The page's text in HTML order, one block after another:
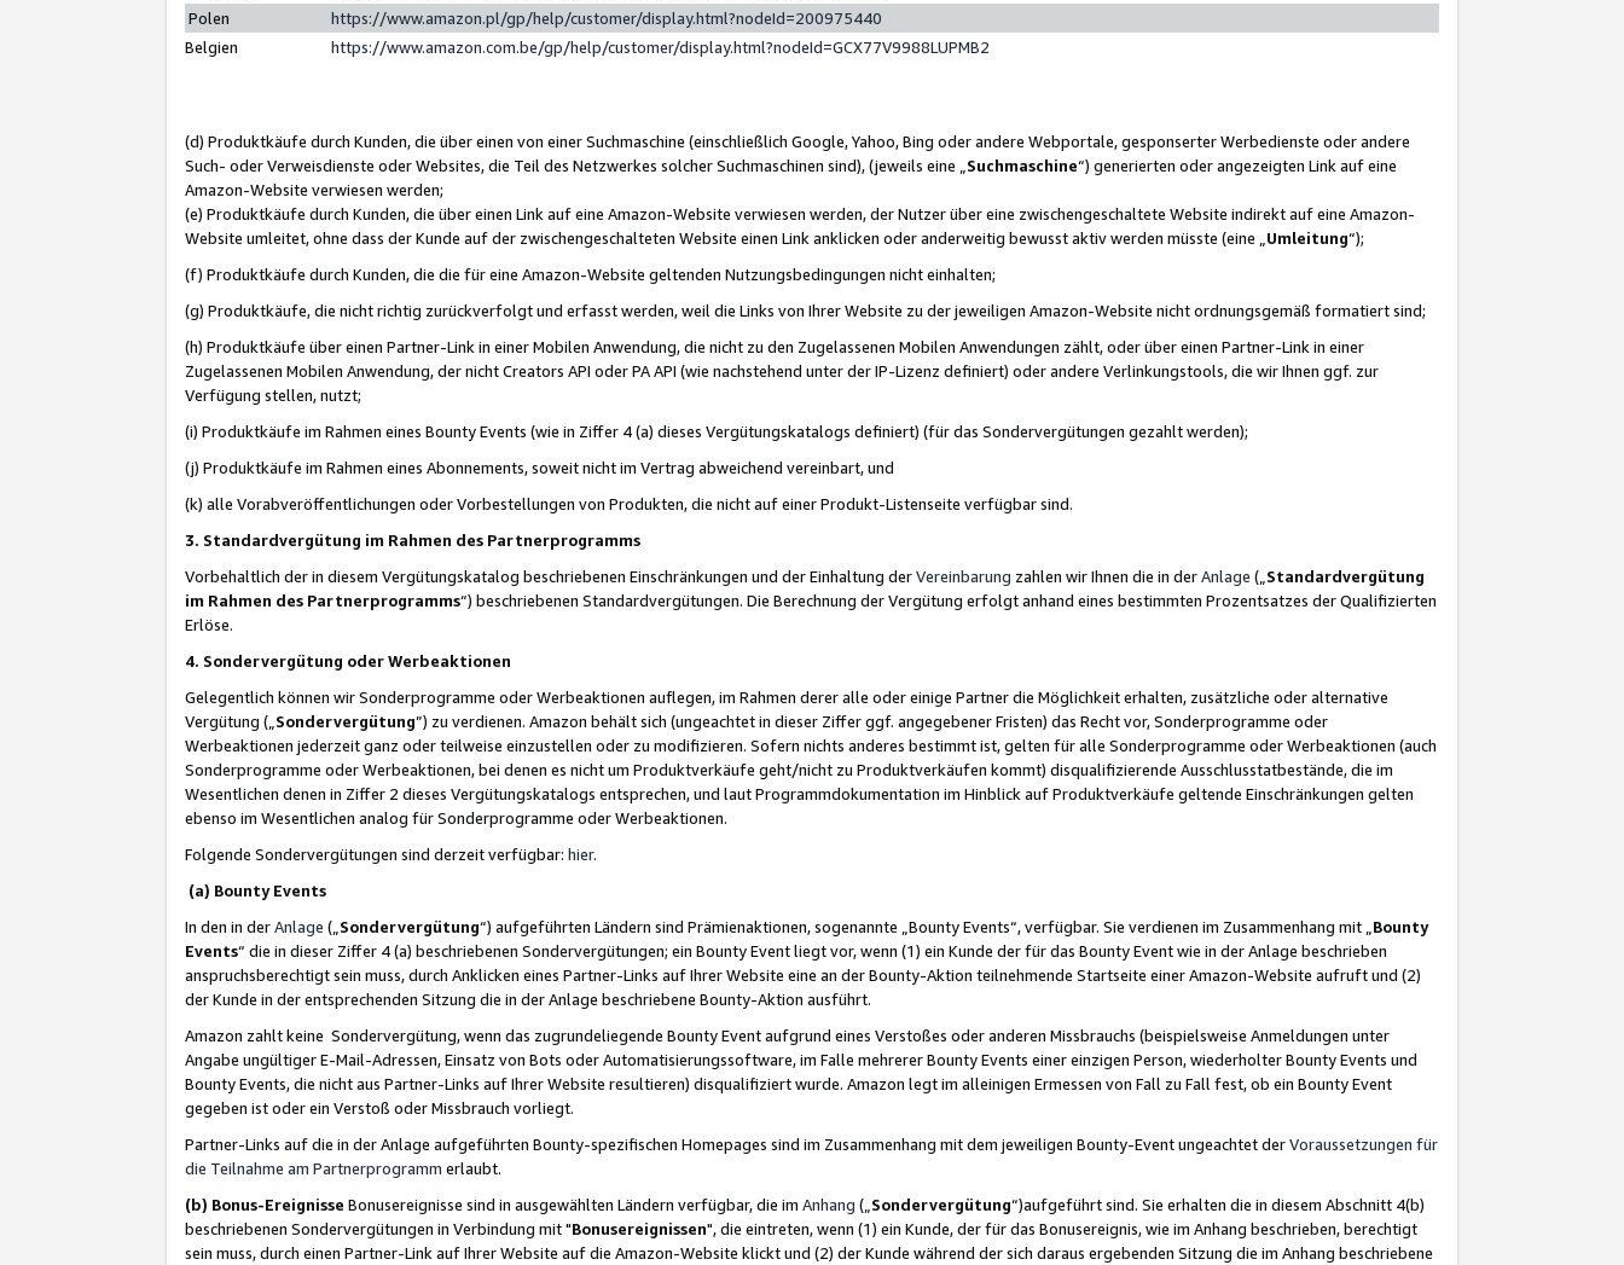
Polen
https://www.amazon.pl/gp/help/customer/display.html?nodeId=200975440
Belgien
https://www.amazon.com.be/gp/help/customer/display.html?nodeId=GCX77V9988LUPMB2
(d) Produktkäufe durch Kunden, die über einen von einer Suchmaschine (einschließlich Google, Yahoo, Bing oder andere Webportale, gesponserter Werbedienste oder andere
Such- oder Verweisdienste oder Websites, die Teil des Netzwerkes solcher Suchmaschinen sind), (jeweils eine „ Suchmaschine“) generierten oder angezeigten Link auf eine
Amazon-Website verwiesen werden;
(e) Produktkäufe durch Kunden, die über einen Link auf eine Amazon-Website verwiesen werden, der Nutzer über eine zwischengeschaltete Website indirekt auf eine Amazon-
Website umleitet, ohne dass der Kunde auf der zwischengeschalteten Website einen Link anklicken oder anderweitig bewusst aktiv werden müsste (eine „ Umleitung“);
(f) Produktkäufe durch Kunden, die die für eine Amazon-Website geltenden Nutzungsbedingungen nicht einhalten;
(g) Produktkäufe, die nicht richtig zurückverfolgt und erfasst werden, weil die Links von Ihrer Website zu der jeweiligen Amazon-Website nicht ordnungsgemäß formatiert sind;
(h) Produktkäufe über einen Partner-Link in einer Mobilen Anwendung, die nicht zu den Zugelassenen Mobilen Anwendungen zählt, oder über einen Partner-Link in einer
Zugelassenen Mobilen Anwendung, der nicht Creators API oder PA API (wie nachstehend unter der IP-Lizenz definiert) oder andere Verlinkungstools, die wir Ihnen ggf. zur
Verfügung stellen, nutzt;
(i) Produktkäufe im Rahmen eines Bounty Events (wie in Ziffer 4 (a) dieses Vergütungskatalogs definiert) (für das Sondervergütungen gezahlt werden);
(j) Produktkäufe im Rahmen eines Abonnements, soweit nicht im Vertrag abweichend vereinbart, und
(k) alle Vorabveröffentlichungen oder Vorbestellungen von Produkten, die nicht auf einer Produkt-Listenseite verfügbar sind.
3. Standardvergütung im Rahmen des Partnerprogramms
Vorbehaltlich der in diesem Vergütungskatalog beschriebenen Einschränkungen und der Einhaltung derVereinbarung zahlen wir Ihnen die in derAnlage („ Standardvergütung
im Rahmen des Partnerprogramms“) beschriebenen Standardvergütungen. Die Berechnung der Vergütung erfolgt anhand eines bestimmten Prozentsatzes der Qualifizierten
Erlöse.
4. Sondervergütung oder Werbeaktionen
Gelegentlich können wir Sonderprogramme oder Werbeaktionen auflegen, im Rahmen derer alle oder einige Partner die Möglichkeit erhalten, zusätzliche oder alternative
Vergütung („ Sondervergütung”) zu verdienen. Amazon behält sich (ungeachtet in dieser Ziffer ggf. angegebener Fristen) das Recht vor, Sonderprogramme oder
Werbeaktionen jederzeit ganz oder teilweise einzustellen oder zu modifizieren. Sofern nichts anderes bestimmt ist, gelten für alle Sonderprogramme oder Werbeaktionen (auch
Sonderprogramme oder Werbeaktionen, bei denen es nicht um Produktverkäufe geht/nicht zu Produktverkäufen kommt) disqualifizierende Ausschlusstatbestände, die im
Wesentlichen denen in Ziffer 2 dieses Vergütungskatalogs entsprechen, und laut Programmdokumentation im Hinblick auf Produktverkäufe geltende Einschränkungen gelten
ebenso im Wesentlichen analog für Sonderprogramme oder Werbeaktionen.
Folgende Sondervergütungen sind derzeit verfügbar: hier.
(a) Bounty Events
In den in derAnlage („ Sondervergütung“) aufgeführten Ländern sind Prämienaktionen, sogenannte „Bounty Events“, verfügbar. Sie verdienen im Zusammenhang mit „ Bounty
Events“ die in dieser Ziffer 4 (a) beschriebenen Sondervergütungen; ein Bounty Event liegt vor, wenn (1) ein Kunde der für das Bounty Event wie in der Anlage beschrieben
anspruchsberechtigt sein muss, durch Anklicken eines Partner-Links auf Ihrer Website eine an der Bounty-Aktion teilnehmende Startseite einer Amazon-Website aufruft und (2)
der Kunde in der entsprechenden Sitzung die in der Anlage beschriebene Bounty-Aktion ausführt.
Amazon zahlt keine Sondervergütung, wenn das zugrundeliegende Bounty Event aufgrund eines Verstoßes oder anderen Missbrauchs (beispielsweise Anmeldungen unter
Angabe ungültiger E-Mail-Adressen, Einsatz von Bots oder Automatisierungssoftware, im Falle mehrerer Bounty Events einer einzigen Person, wiederholter Bounty Events und
Bounty Events, die nicht aus Partner-Links auf Ihrer Website resultieren) disqualifiziert wurde. Amazon legt im alleinigen Ermessen von Fall zu Fall fest, ob ein Bounty Event
gegeben ist oder ein Verstoß oder Missbrauch vorliegt.
Partner-Links auf die in der Anlage aufgeführten Bounty-spezifischen Homepages sind im Zusammenhang mit dem jeweiligen Bounty-Event ungeachtet derVoraussetzungen für
die Teilnahme am Partnerprogramm erlaubt.
(b) Bonus-Ereignisse Bonusereignisse sind in ausgewählten Ländern verfügbar, die im Anhang („ Sondervergütung“)aufgeführt sind. Sie erhalten die in diesem Abschnitt 4(b)
beschriebenen Sondervergütungen in Verbindung mit "Bonusereignissen", die eintreten, wenn (1) ein Kunde, der für das Bonusereignis, wie im Anhang beschrieben, berechtigt
sein muss, durch einen Partner-Link auf Ihrer Website auf die Amazon-Website klickt und (2) der Kunde während der sich daraus ergebenden Sitzung die im Anhang beschriebene